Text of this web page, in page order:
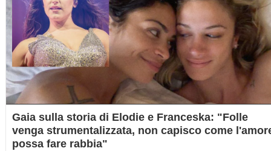
Gaia sulla storia di Elodie e Franceska: "Folle
venga strumentalizzata, non capisco come
possa fare rabbia"